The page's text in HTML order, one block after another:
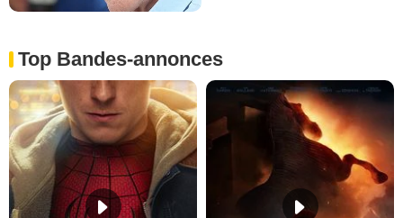
Top Bandes-annonces